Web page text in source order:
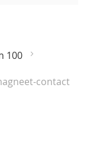
100
contact